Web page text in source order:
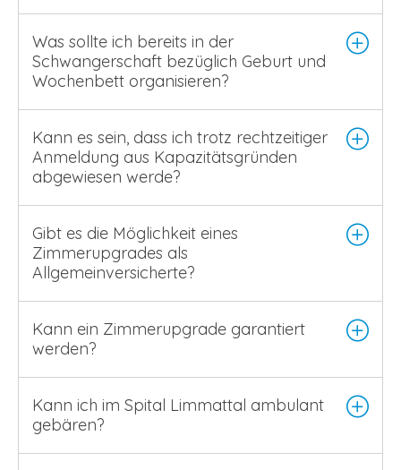
Was sollte ich bereits in der
Schwangerschaft bezüglich Geburt und
Wochenbett organisieren?
Kann es sein, dass ich trotz rechtzeitiger
Anmeldung aus Kapazitätsgründen
abgewiesen werde?
Gibt es die Möglichkeit eines
Zimmerupgrades als
Allgemeinversicherte?
Kann ein Zimmerupgrade garantiert
werden?
Kann ich im Spital Limmattal ambulant
gebären?